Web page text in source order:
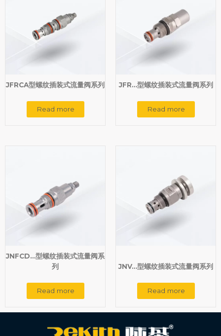
JFRCA型螺纹插装式流量阀系列
Read more
JFR…型螺纹插装式流量阀系列
Read more
JNFCD…型螺纹插装式流量阀系
列
Read more
JNV…型螺纹插装式流量阀系列
Read more